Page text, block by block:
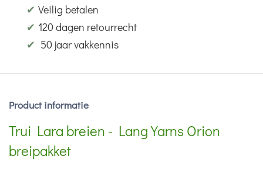
✔ Veilig betalen
✔ 120 dagen retourrecht
✔ 50 jaar vakkennis
Product informatie
Trui Lara breien - Lang Yarns Orion
breipakket